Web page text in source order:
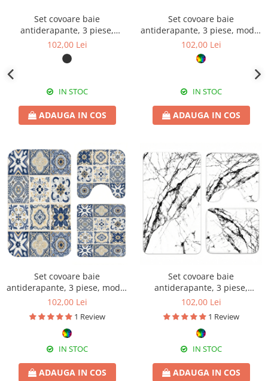
Set covoare baie
antiderapante, 3 piese,
design modern crestat
102,00 Lei
IN STOC
ADAUGA IN COS
Set covoare baie
antiderapante, 3 piese, model
marin cu stele de mare
102,00 Lei
IN STOC
ADAUGA IN COS
Set covoare baie
antiderapante, 3 piese, model
ceramic decorativ
102,00 Lei
1 Review
IN STOC
ADAUGA IN COS
Set covoare baie
antiderapante, 3 piese,
design marmură albă
102,00 Lei
1 Review
IN STOC
ADAUGA IN COS